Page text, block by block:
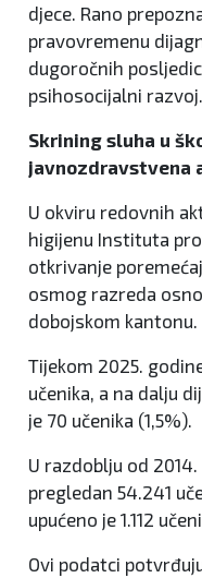
djece. Rano
pravovremenu
dugoročnih
psihosocijalni razvoj.
Skrining sluha u
javnozdravstvena
U okviru redovnih
higijenu Instituta
otkrivanje
osmog razreda
dobojskom kantonu.
Tijekom 2025.
učenika, a na dalju
je 70 učenika (1,5%).
U razdoblju od
pregledan 54.241
upućeno je 1.112
Ovi podatci